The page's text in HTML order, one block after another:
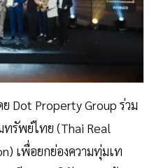
Dot Property Group ร่วม
รัพย์ไทย (Thai Real
เพื่อยกย่องความทุ่มเท